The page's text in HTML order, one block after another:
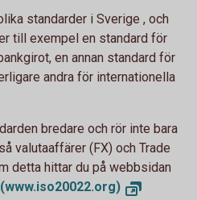
standarder i Sverige , och
till exempel en standard för
en annan standard för
andra för internationella
bredare och rör inte bara
valutaaffärer (FX) och Trade
detta hittar du på webbsidan